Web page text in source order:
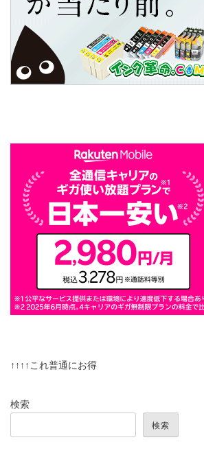
↑↑↑↑これ普通にお得
検索
検索